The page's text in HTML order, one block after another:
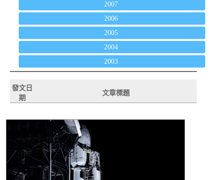
2007
2006
2005
2004
2003
發文日
期
文章標題